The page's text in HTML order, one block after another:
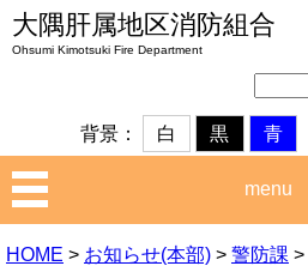
大隅肝属地区消防組合
Ohsumi Kimotsuki Fire Department
検
索:
背景： 白 黒 青
menu
HOME > お知らせ(本部) > 警防課 >